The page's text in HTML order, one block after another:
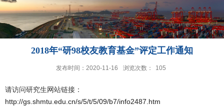
2018年“研98校友教育基金”评定工作通知
发布时间：2020-11-16 浏览次数： 105
请访问研究生网站链接：
http://gs.shmtu.edu.cn/s/5/t/5/09/b7/info2487.htm